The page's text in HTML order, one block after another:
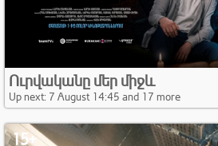
Ուրվականը մեր միջև
Up next: 7 August 14:45 and 17 more
15+